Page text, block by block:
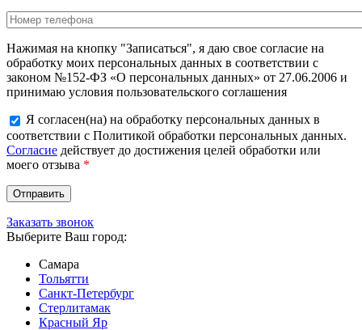
Нажимая на кнопку "Записаться", я даю свое согласие на
обработку моих персональных данных в соответствии с
законом №152-ФЗ «О персональных данных» от 27.06.2006 и
принимаю условия пользовательского соглашения
Я согласен(на) на обработку персональных данных в
соответствии с Политикой обработки персональных данных.
Согласие действует до достижения целей обработки или
моего отзыва *
Заказать звонок
Выберите Ваш город:
Самара
Тольятти
Санкт-Петербург
Стерлитамак
Красный Яр